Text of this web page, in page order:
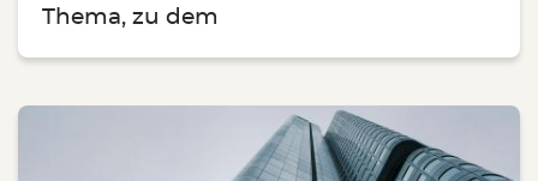
Thema, zu dem